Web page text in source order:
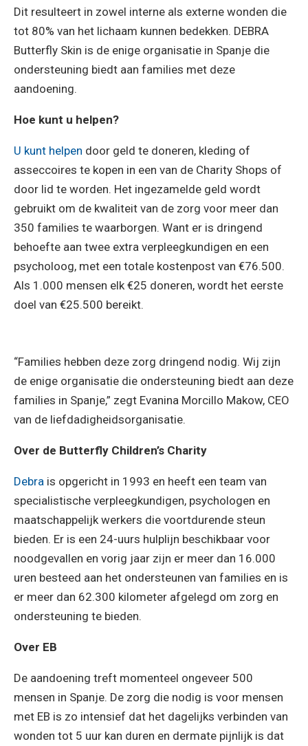
Dit resulteert in zowel interne als externe wonden die
tot 80% van het lichaam kunnen bedekken. DEBRA
Butterfly Skin is de enige organisatie in Spanje die
ondersteuning biedt aan families met deze
aandoening.
Hoe kunt u helpen?
U kunt helpen door geld te doneren, kleding of
asseccoires te kopen in een van de Charity Shops of
door lid te worden. Het ingezamelde geld wordt
gebruikt om de kwaliteit van de zorg voor meer dan
350 families te waarborgen. Want er is dringend
behoefte aan twee extra verpleegkundigen en een
psycholoog, met een totale kostenpost van €76.500.
Als 1.000 mensen elk €25 doneren, wordt het eerste
doel van €25.500 bereikt.
“Families hebben deze zorg dringend nodig. Wij zijn
de enige organisatie die ondersteuning biedt aan deze
families in Spanje,” zegt Evanina Morcillo Makow, CEO
van de liefdadigheidsorganisatie.
Over de Butterfly Children’s Charity
Debra is opgericht in 1993 en heeft een team van
specialistische verpleegkundigen, psychologen en
maatschappelijk werkers die voortdurende steun
bieden. Er is een 24-uurs hulplijn beschikbaar voor
noodgevallen en vorig jaar zijn er meer dan 16.000
uren besteed aan het ondersteunen van families en is
er meer dan 62.300 kilometer afgelegd om zorg en
ondersteuning te bieden.
Over EB
De aandoening treft momenteel ongeveer 500
mensen in Spanje. De zorg die nodig is voor mensen
met EB is zo intensief dat het dagelijks verbinden van
wonden tot 5 uur kan duren en dermate pijnlijk is dat